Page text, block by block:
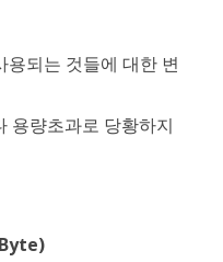
되는 것들에 대한 변
용량초과로 당황하지